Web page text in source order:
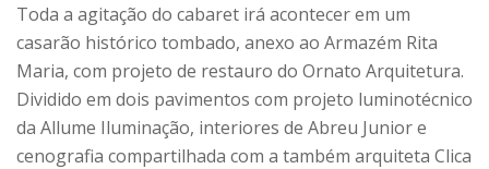
Toda a agitação do cabaret irá acontecer em um
casarão histórico tombado, anexo ao Armazém Rita
Maria, com projeto de restauro do Ornato Arquitetura.
Dividido em dois pavimentos com projeto luminotécnico
da Allume Iluminação, interiores de Abreu Junior e
cenografia compartilhada com a também arquiteta Clica